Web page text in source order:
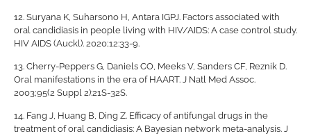
12. Suryana K, Suharsono H, Antara IGPJ. Factors associated with
oral candidiasis in people living with HIV/AIDS: A case control study.
HIV AIDS (Auckl). 2020;12:33-9.
13. Cherry-Peppers G, Daniels CO, Meeks V, Sanders CF, Reznik D.
Oral manifestations in the era of HAART. J Natl Med Assoc.
2003;95(2 Suppl 2):21S-32S.
14. Fang J, Huang B, Ding Z. Efficacy of antifungal drugs in the
treatment of oral candidiasis: A Bayesian network meta-analysis. J